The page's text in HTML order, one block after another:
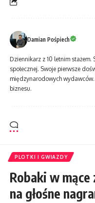
Damian Pośpiech
Dziennikarz z 10 letnim
społecznej. Swoje pierwsze
międzynarodowych
biznesu.
PLOTKI I GWIAZDY
Robaki w
na głośne